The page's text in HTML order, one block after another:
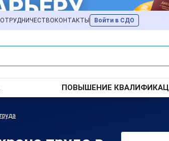
КОНТАКТЫ Войти в СДО
ПОВЫШЕНИЕ